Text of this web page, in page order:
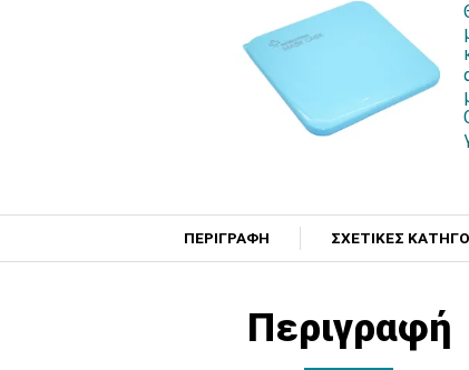
ΠΕΡΙΓΡΑΦΗ ΣΧΕΤΙΚΕΣ
Περιγραφή